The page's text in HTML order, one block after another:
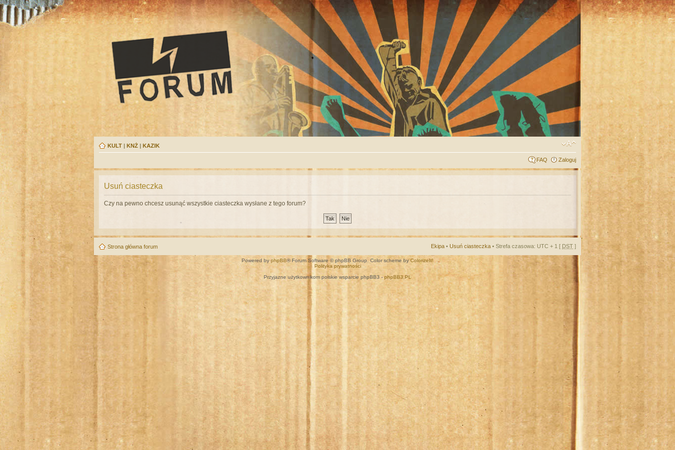
KULT | KNŻ | KAZIK
FAQ Zaloguj
Usuń ciasteczka
Czy na pewno chcesz usunąć wszystkie ciasteczka wysłane z tego forum?
Strona główna forum Ekipa • Usuń ciasteczka • Strefa czasowa: UTC + 1 [ DST ]
Powered by phpBB® Forum Software © phpBB Group. Color scheme byColorizeIt!
Polityka prywatności
Przyjazne użytkownikom polskie wsparcie phpBB3 -phpBB3.PL